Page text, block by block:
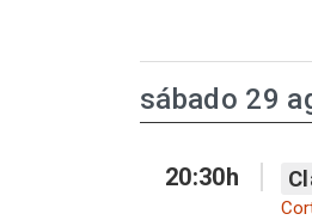
sábado 29
20:30h